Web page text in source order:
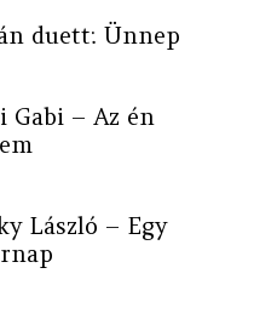
duett: Ünnep
Gabi – Az én
László – Egy